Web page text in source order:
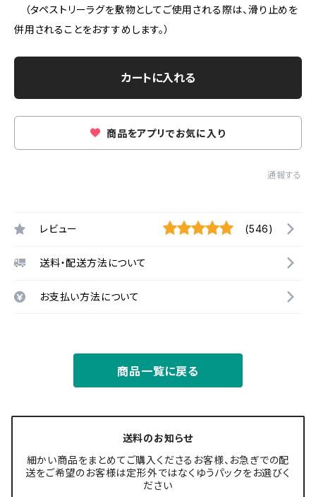
（タペストリーラグを敷物としてご使用される際は、滑り止めを
併用されることをおすすめします。）
カートに入れる
商品をアプリでお気に入り
通報する
レビュー (546)
送料・配送方法について
お支払い方法について
商品一覧に戻る
送料のお知らせ
細かい商品をまとめてご購入くださるお客様、お急ぎでの配
送をご希望のお客様は定形外ではなくゆうパックをお選びく
ださい